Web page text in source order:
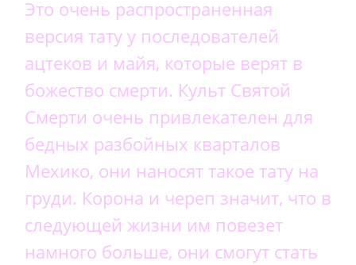
Это очень распространенная
версия тату у последователей
ацтеков и майя, которые верят в
божество смерти. Культ Святой
Смерти очень привлекателен для
бедных разбойных кварталов
Мехико, они наносят такое тату на
груди. Корона и череп значит, что в
следующей жизни им повезет
намного больше, они смогут стать